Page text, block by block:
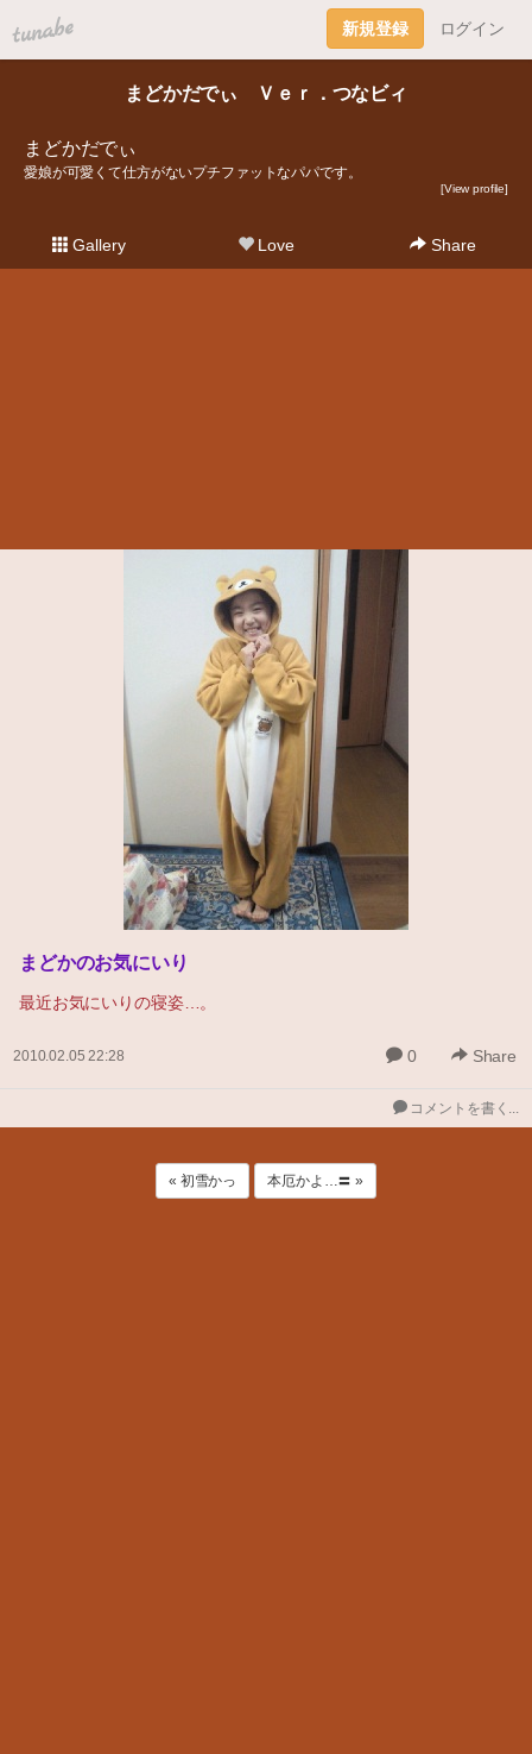
tuna.be 新規登録 ログイン
まどかだでぃ Ｖｅｒ．つなビィ
まどかだでぃ
愛娘が可愛くて仕方がないプチファットなパパです。
[View profile]
Gallery Love Share
まどかのお気にいり
最近お気にいりの寝姿…。
2010.02.05 22:28 0 Share
コメントを書く...
« 初雪かっ 本厄かよ…〓 »